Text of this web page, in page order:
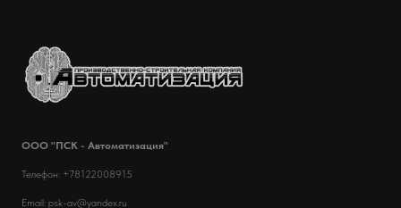
ООО "ПСК - Автоматизация"
Телефон: +78122008915
Email: psk-av@yandex.ru